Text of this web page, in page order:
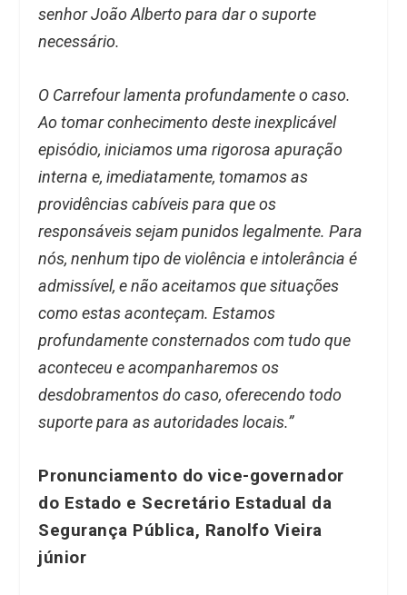
senhor João Alberto para dar o suporte
necessário.
O Carrefour lamenta profundamente o caso.
Ao tomar conhecimento deste inexplicável
episódio, iniciamos uma rigorosa apuração
interna e, imediatamente, tomamos as
providências cabíveis para que os
responsáveis sejam punidos legalmente. Para
nós, nenhum tipo de violência e intolerância é
admissível, e não aceitamos que situações
como estas aconteçam. Estamos
profundamente consternados com tudo que
aconteceu e acompanharemos os
desdobramentos do caso, oferecendo todo
suporte para as autoridades locais.”
Pronunciamento do vice-governador
do Estado e Secretário Estadual da
Segurança Pública, Ranolfo Vieira
júnior